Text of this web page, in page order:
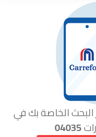
البحث الخاصة بك في
04035